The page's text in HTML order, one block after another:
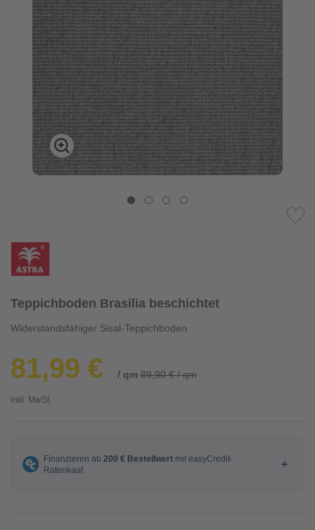
Teppichboden Brasilia beschichtet
Widerstandsfähiger Sisal-Teppichboden
81,99 € / qm 89,90 € / qm
inkl. MwSt.